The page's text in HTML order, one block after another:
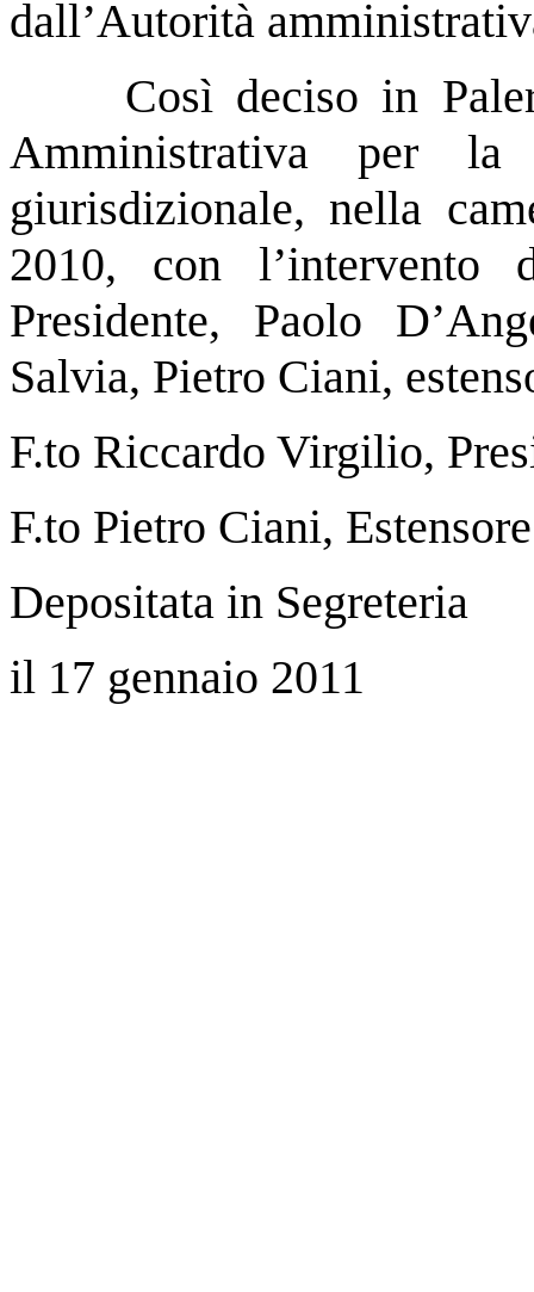
dall’Autorità
Così deciso in
Amministrativa per
giurisdizionale, nella
2010, con l’intervento
Presidente, Paolo
Salvia, Pietro Ciani,
F.to Riccardo Virgilio,
F.to Pietro Ciani, Estensore
Depositata in Segreteria
il 17 gennaio 2011